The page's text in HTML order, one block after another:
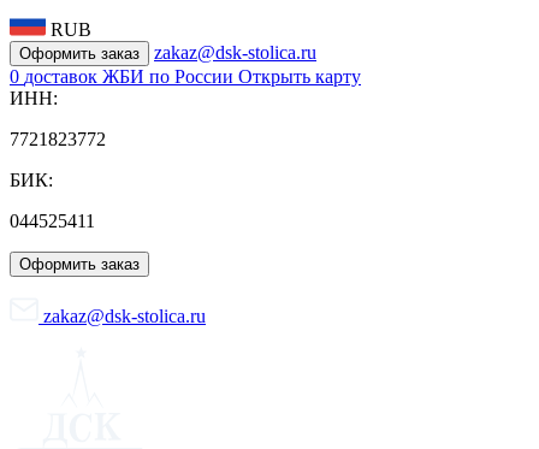
RUB
Оформить заказ
zakaz@dsk-stolica.ru
0 доставок ЖБИ по России Открыть карту
ИНН:
7721823772
БИК:
044525411
Оформить заказ
zakaz@dsk-stolica.ru